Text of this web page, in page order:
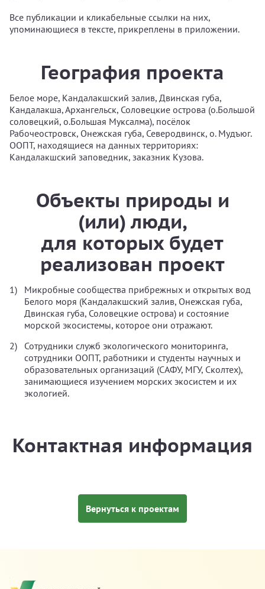
Все публикации и кликабельные ссылки на них,
упоминающиеся в тексте, прикреплены в приложении.
География проекта
Белое море, Кандалакшский залив, Двинская губа,
Кандалакша, Архангельск, Соловецкие острова (о.Большой
соловецкий, о.Большая Муксалма), посёлок
Рабочеостровск, Онежская губа, Северодвинск, о. Мудъюг.
ООПТ, находящиеся на данных территориях:
Кандалакшский заповедник, заказник Кузова.
Объекты природы и
(или) люди,
для которых будет
реализован проект
Микробные сообщества прибрежных и открытых вод
Белого моря (Кандалакшский залив, Онежская губа,
Двинская губа, Соловецкие острова) и состояние
морской экосистемы, которое они отражают.
Сотрудники служб экологического мониторинга,
сотрудники ООПТ, работники и студенты научных и
образовательных организаций (САФУ, МГУ, Сколтех),
занимающиеся изучением морских экосистем и их
экологией.
Контактная информация
Вернуться к проектам